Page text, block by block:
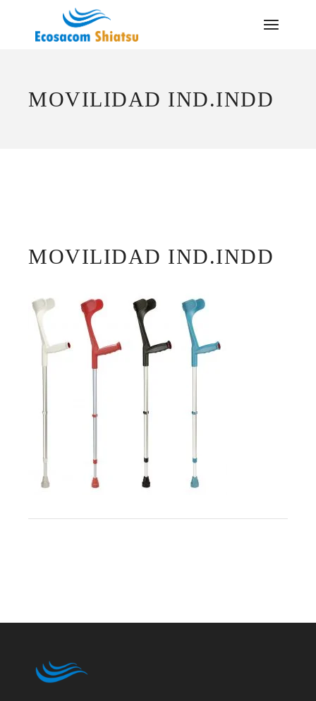
MOVILIDAD IND.INDD
MOVILIDAD IND.INDD